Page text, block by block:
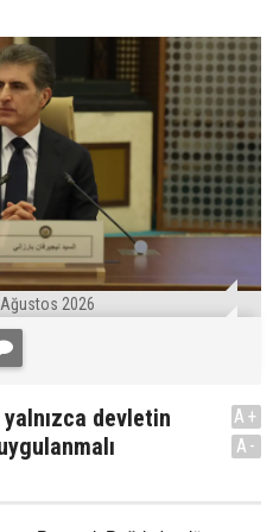
2026
devletin
A+
A-